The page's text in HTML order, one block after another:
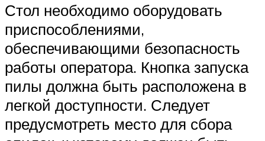
Стол необходимо оборудовать
приспособлениями,
обеспечивающими безопасность
работы оператора. Кнопка запуска
пилы должна быть расположена в
легкой доступности. Следует
предусмотреть место для сбора